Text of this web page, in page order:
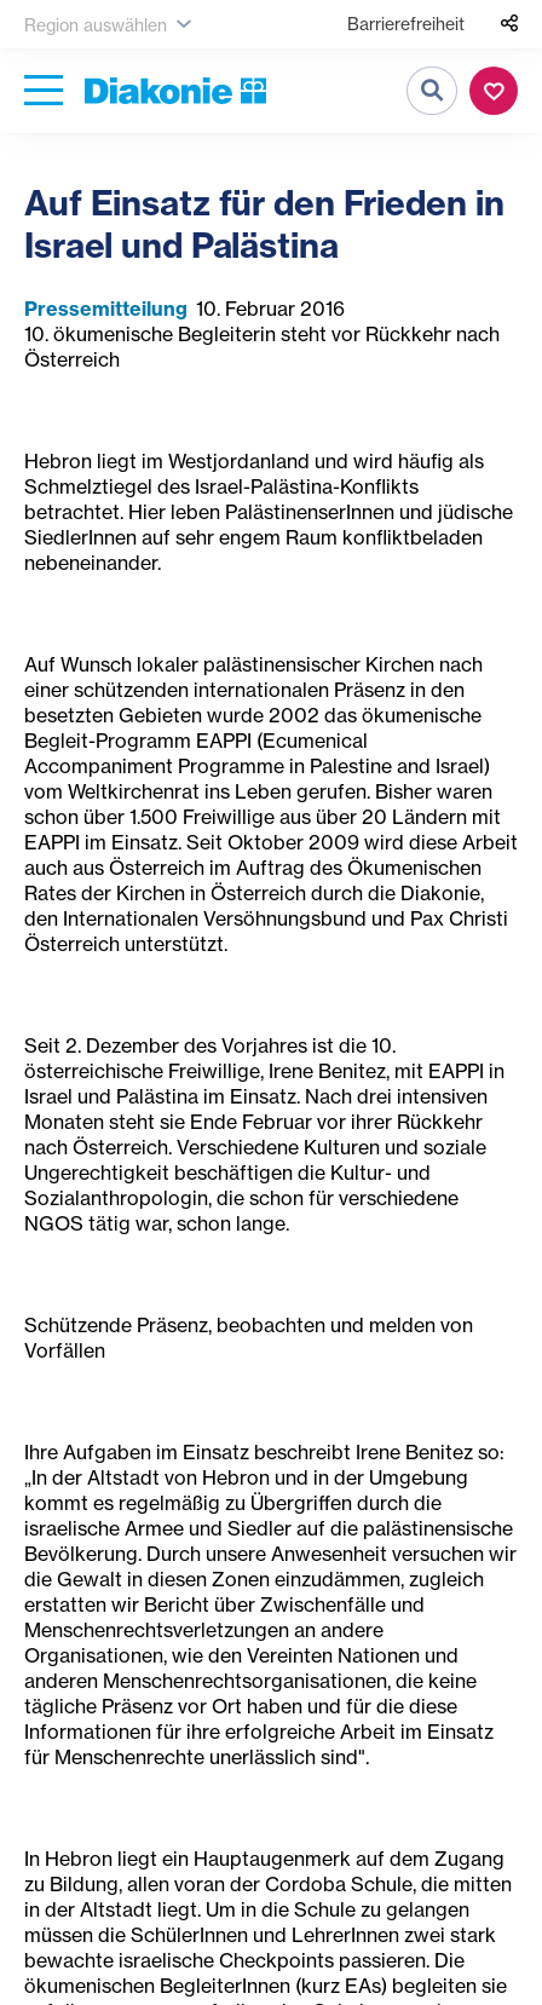
Region auswählen Barrierefreiheit
Suche
Auf Einsatz für den Frieden in
Israel und Palästina
Pressemitteilung 10. Februar 2016
10. ökumenische Begleiterin steht vor Rückkehr nach
Österreich
Hebron liegt im Westjordanland und wird häufig als
Schmelztiegel des Israel-Palästina-Konflikts
betrachtet. Hier leben PalästinenserInnen und jüdische
SiedlerInnen auf sehr engem Raum konfliktbeladen
nebeneinander.
Auf Wunsch lokaler palästinensischer Kirchen nach
einer schützenden internationalen Präsenz in den
besetzten Gebieten wurde 2002 das ökumenische
Begleit-Programm EAPPI (Ecumenical
Accompaniment Programme in Palestine and Israel)
vom Weltkirchenrat ins Leben gerufen. Bisher waren
schon über 1.500 Freiwillige aus über 20 Ländern mit
EAPPI im Einsatz. Seit Oktober 2009 wird diese Arbeit
auch aus Österreich im Auftrag des Ökumenischen
Rates der Kirchen in Österreich durch die Diakonie,
den Internationalen Versöhnungsbund und Pax Christi
Österreich unterstützt.
Seit 2. Dezember des Vorjahres ist die 10.
österreichische Freiwillige, Irene Benitez, mit EAPPI in
Israel und Palästina im Einsatz. Nach drei intensiven
Monaten steht sie Ende Februar vor ihrer Rückkehr
nach Österreich. Verschiedene Kulturen und soziale
Ungerechtigkeit beschäftigen die Kultur- und
Sozialanthropologin, die schon für verschiedene
NGOS tätig war, schon lange.
Schützende Präsenz, beobachten und melden von
Vorfällen
Ihre Aufgaben im Einsatz beschreibt Irene Benitez so:
„In der Altstadt von Hebron und in der Umgebung
kommt es regelmäßig zu Übergriffen durch die
israelische Armee und Siedler auf die palästinensische
Bevölkerung. Durch unsere Anwesenheit versuchen wir
die Gewalt in diesen Zonen einzudämmen, zugleich
erstatten wir Bericht über Zwischenfälle und
Menschenrechtsverletzungen an andere
Organisationen, wie den Vereinten Nationen und
anderen Menschenrechtsorganisationen, die keine
tägliche Präsenz vor Ort haben und für die diese
Informationen für ihre erfolgreiche Arbeit im Einsatz
für Menschenrechte unerlässlich sind".
In Hebron liegt ein Hauptaugenmerk auf dem Zugang
zu Bildung, allen voran der Cordoba Schule, die mitten
in der Altstadt liegt. Um in die Schule zu gelangen
müssen die SchülerInnen und LehrerInnen zwei stark
bewachte israelische Checkpoints passieren. Die
ökumenischen BegleiterInnen (kurz EAs) begleiten sie